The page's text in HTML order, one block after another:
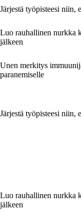
Järjestä työpisteesi niin,
Luo rauhallinen nurkka
jälkeen
Unen merkitys
paranemiselle
Järjestä työpisteesi niin,
Luo rauhallinen nurkka
jälkeen